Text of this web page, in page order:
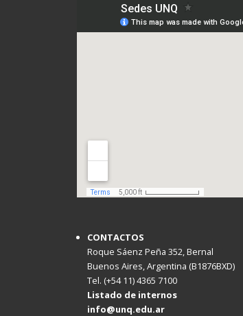
CONTACTOS
Roque Sáenz Peña 352, Bernal
Buenos Aires, Argentina (B1876BXD)
Tel. (+54 11) 4365 7100
Listado de internos
info@unq.edu.ar